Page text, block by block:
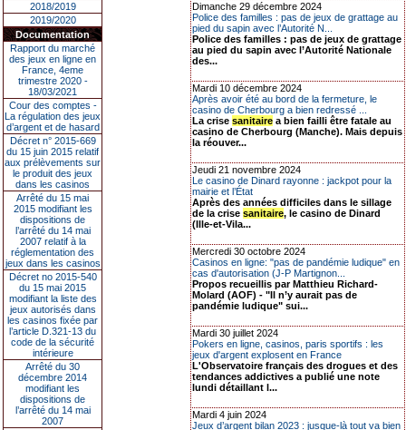
2018/2019
2019/2020
Documentation
Rapport du marché
des jeux en ligne en
France, 4eme
trimestre 2020 -
18/03/2021
Cour des comptes -
La régulation des jeux
d’argent et de hasard
Décret n° 2015-669
du 15 juin 2015 relatif
aux prélèvements sur
le produit des jeux
dans les casinos
Arrêté du 15 mai
2015 modifiant les
dispositions de
l’arrêté du 14 mai
2007 relatif à la
réglementation des
jeux dans les casinos
Décret no 2015-540
du 15 mai 2015
modifiant la liste des
jeux autorisés dans
les casinos fixée par
l’article D.321-13 du
code de la sécurité
intérieure
Arrêté du 30
décembre 2014
modifiant les
dispositions de
l’arrêté du 14 mai
2007
Dimanche 29 décembre 2024
Police des familles : pas de jeux de grattage au
pied du sapin avec l’Autorité N...
Police des familles : pas de jeux de grattage
au pied du sapin avec l’Autorité Nationale
des...
Mardi 10 décembre 2024
Après avoir été au bord de la fermeture, le
casino de Cherbourg a bien redressé ...
La crise sanitaire a bien failli être fatale au
casino de Cherbourg (Manche). Mais depuis
la réouver...
Jeudi 21 novembre 2024
Le casino de Dinard rayonne : jackpot pour la
mairie et l’État
Après des années difficiles dans le sillage
de la crise sanitaire, le casino de Dinard
(Ille-et-Vila...
Mercredi 30 octobre 2024
Casinos en ligne: "pas de pandémie ludique" en
cas d'autorisation (J-P Martignon...
Propos recueillis par Matthieu Richard-
Molard (AOF) - "Il n’y aurait pas de
pandémie ludique" sui...
Mardi 30 juillet 2024
Pokers en ligne, casinos, paris sportifs : les
jeux d'argent explosent en France
L'Observatoire français des drogues et des
tendances addictives a publié une note
lundi détaillant l...
Mardi 4 juin 2024
Jeux d’argent bilan 2023 : jusque-là tout va bien